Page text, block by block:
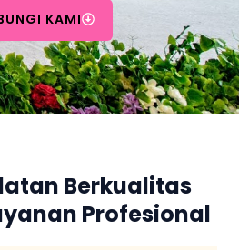
KAMI
Berkualitas
Profesional